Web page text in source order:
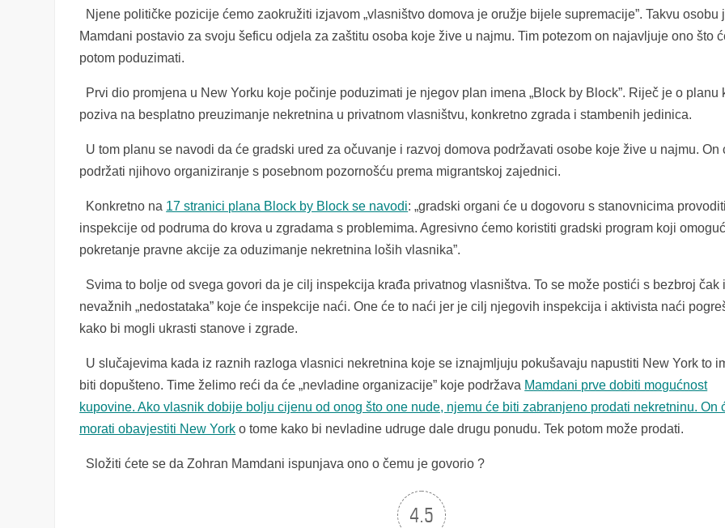
Njene političke pozicije ćemo zaokružiti izjavom „vlasništvo domova je oružje bijele supremacije”. Takvu osobu
Mamdani postavio za svoju šeficu odjela za zaštitu osoba koje žive u najmu. Tim potezom on najavljuje ono što
potom poduzimati.
Prvi dio promjena u New Yorku koje počinje poduzimati je njegov plan imena „Block by Block”. Riječ je o planu
poziva na besplatno preuzimanje nekretnina u privatnom vlasništvu, konkretno zgrada i stambenih jedinica.
U tom planu se navodi da će gradski ured za očuvanje i razvoj domova podržavati osobe koje žive u najmu. On
podržati njihovo organiziranje s posebnom pozornošću prema migrantskoj zajednici.
Konkretno na 17 stranici plana Block by Block se navodi: „gradski organi će u dogovoru s stanovnicima provoditi
inspekcije od podruma do krova u zgradama s problemima. Agresivno ćemo koristiti gradski program koji
pokretanje pravne akcije za oduzimanje nekretnina loših vlasnika”.
Svima to bolje od svega govori da je cilj inspekcija krađa privatnog vlasništva. To se može postići s bezbroj čak i
nevažnih „nedostataka” koje će inspekcije naći. One će to naći jer je cilj njegovih inspekcija i aktivista naći
kako bi mogli ukrasti stanove i zgrade.
U slučajevima kada iz raznih razloga vlasnici nekretnina koje se iznajmljuju pokušavaju napustiti New York to
biti dopušteno. Time želimo reći da će „nevladine organizacije” koje podržava Mamdani prve dobiti mogućnost
kupovine. Ako vlasnik dobije bolju cijenu od onog što one nude, njemu će biti zabranjeno prodati nekretninu. On
morati obavjestiti New York o tome kako bi nevladine udruge dale drugu ponudu. Tek potom može prodati.
Složiti ćete se da Zohran Mamdani ispunjava ono o čemu je govorio ?
4.5